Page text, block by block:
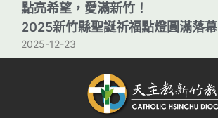
點亮希望，愛滿新竹！
2025新竹縣聖誕祈福點燈圓滿落幕
2025-12-23